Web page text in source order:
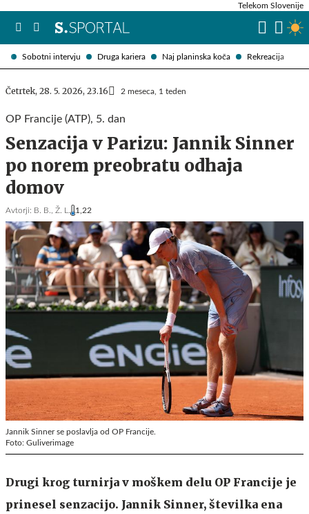
Sobotni intervju Druga kariera Naj planinska koča Rekreacija
Telekom Slovenije
Četrtek, 28. 5. 2026, 23.16 2 meseca, 1 teden
OP Francije (ATP), 5. dan
Senzacija v Parizu: Jannik Sinner
po norem preobratu odhaja
domov
Avtorji: B. B., Ž. L. 1,22
Jannik Sinner se poslavlja od OP Francije.
Foto: Guliverimage
Drugi krog turnirja v moškem delu OP Francije je
prinesel senzacijo. Jannik Sinner, številka ena